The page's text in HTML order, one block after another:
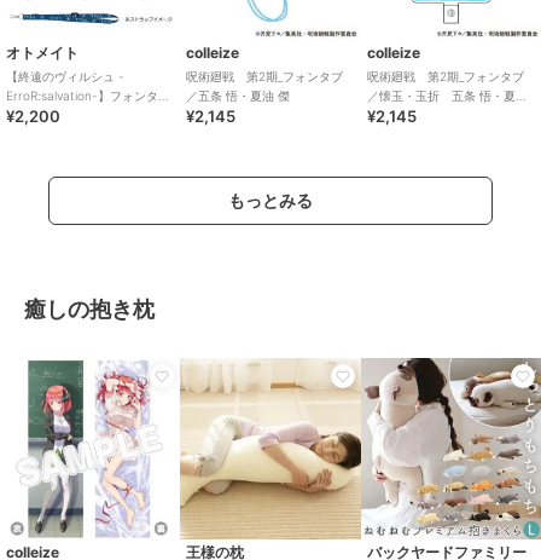
オトメイト
【終遠のヴィルシュ -
ErroR:salvation-】フォンタブ
(全6種)
¥2,200
colleize
呪術廻戦 第2期_フォンタブ
／五条 悟・夏油 傑
¥2,145
colleize
呪術廻戦 第2期_フォンタブ
／懐玉・玉折 五条 悟・夏油
傑 B
¥2,145
もっとみる
癒しの抱き枕
colleize 王様の枕 バックヤードファミリー